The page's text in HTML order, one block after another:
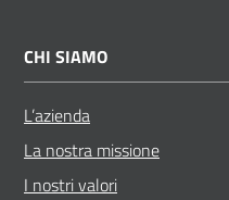
Progetti
Privati
CHI SIAMO
L’azienda
La nostra missione
I nostri valori